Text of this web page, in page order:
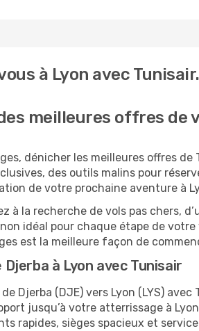
à Lyon avec Tunisair.
meilleures offres de
dénicher les meilleures offres
des outils malins pour
de votre prochaine aventure à
à la recherche de vols pas chers,
idéal pour chaque étape de
est la meilleure façon de
Djerba à Lyon avec Tunisair
Djerba (DJE) vers Lyon (LYS)
jusqu’à votre atterrissage à
rapides, sièges spacieux et